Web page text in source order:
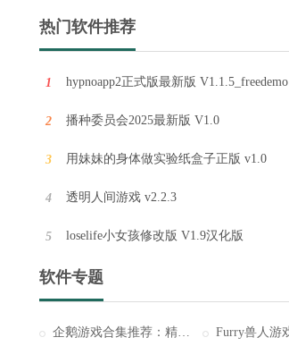
抓抓地牢手机版 v1.0
三角洲行动最新版v1.5
热门软件推荐
1 hypnoapp2正式版最新版 V1.1.5_freedemo
2 播种委员会2025最新版 V1.0
3 用妹妹的身体做实验纸盒子正版 v1.0
4 透明人间游戏 v2.2.3
5 loselife小女孩修改版 V1.9汉化版
软件专题
企鹅游戏合集推荐：精选多款可爱企鹅主题手游